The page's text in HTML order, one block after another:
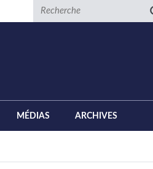
Recherche
MÉDIAS ARCHIVES